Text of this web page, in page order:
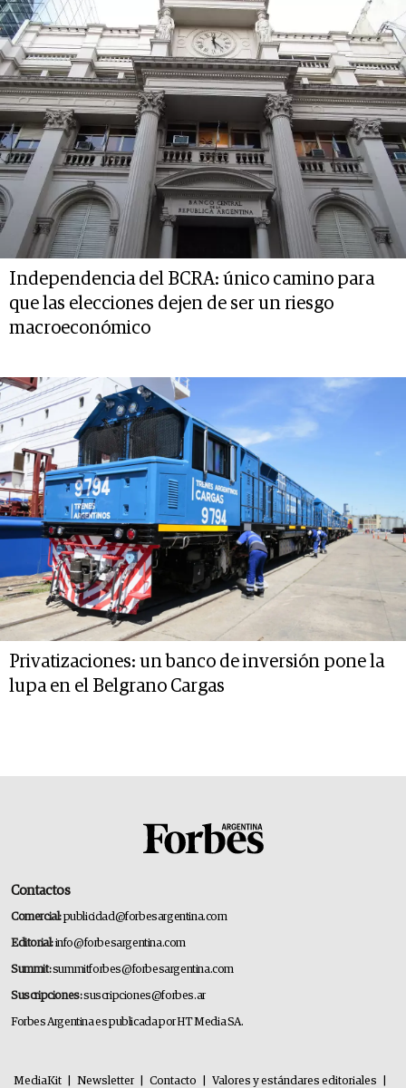
Independencia del BCRA: único camino para
que las elecciones dejen de ser un riesgo
macroeconómico
Privatizaciones: un banco de inversión pone la
lupa en el Belgrano Cargas
Contactos
Comercial:publicidad@forbesargentina.com
Editorial:info@forbesargentina.com
Summit:summitforbes@forbesargentina.com
Suscripciones:suscripciones@forbes.ar
Forbes Argentina es publicada por HT Media SA.
MediaKit Newsletter Contacto Valores y estándares editoriales